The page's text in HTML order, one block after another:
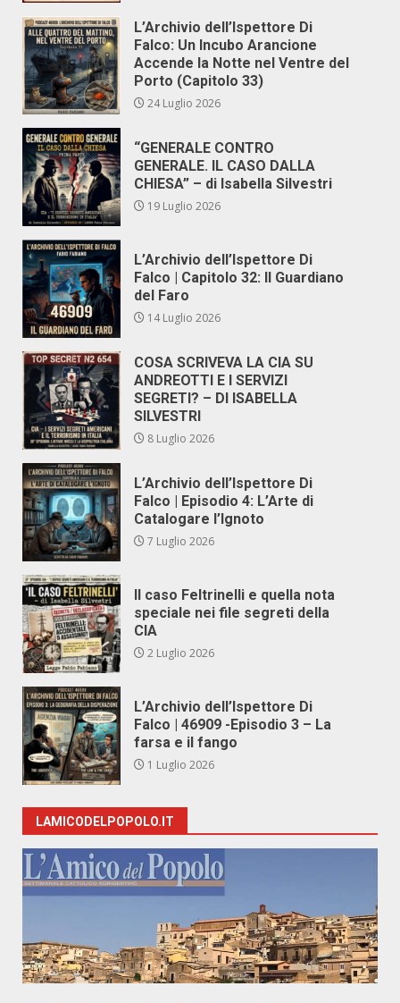
L’Archivio dell’Ispettore Di
Falco: Un Incubo Arancione
Accende la Notte nel Ventre del
Porto (Capitolo 33)
24 Luglio 2026
“GENERALE CONTRO
GENERALE. IL CASO DALLA
CHIESA” – di Isabella Silvestri
19 Luglio 2026
L’Archivio dell’Ispettore Di
Falco | Capitolo 32: Il Guardiano
del Faro
14 Luglio 2026
COSA SCRIVEVA LA CIA SU
ANDREOTTI E I SERVIZI
SEGRETI? – DI ISABELLA
SILVESTRI
8 Luglio 2026
L’Archivio dell’Ispettore Di
Falco | Episodio 4: L’Arte di
Catalogare l’Ignoto
7 Luglio 2026
Il caso Feltrinelli e quella nota
speciale nei file segreti della
CIA
2 Luglio 2026
L’Archivio dell’Ispettore Di
Falco | 46909 -Episodio 3 – La
farsa e il fango
1 Luglio 2026
LAMICODELPOPOLO.IT